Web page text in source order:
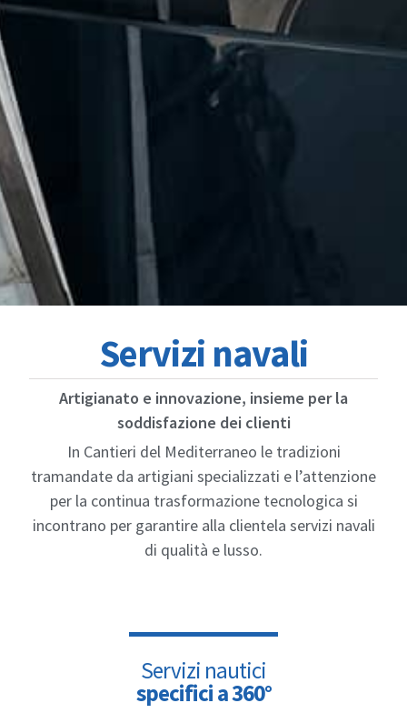
Servizi navali
Artigianato e innovazione, insieme per la
soddisfazione dei clienti
In Cantieri del Mediterraneo le tradizioni
tramandate da artigiani specializzati e l’attenzione
per la continua trasformazione tecnologica si
incontrano per garantire alla clientela servizi navali
di qualità e lusso.
Servizi nautici
specifici a 360°